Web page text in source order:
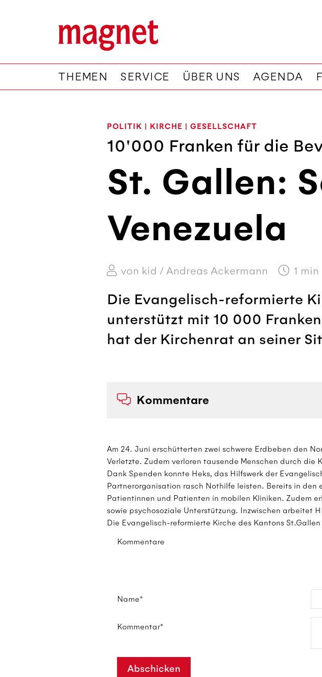
THEMEN SERVICE ÜBER UNS AGENDA
POLITIK | KIRCHE | GESELLSCHAFT
10'000 Franken für die
St. Gallen:
Venezuela
von kid / Andreas Ackermann 1 min
Die Evangelisch-reformierte
unterstützt mit 10 000
hat der Kirchenrat an seiner
Kommentare
Am 24. Juni erschütterten zwei schwere Erdbeben den
Verletzte. Zudem verloren tausende Menschen durch die
Dank Spenden konnte Heks, das Hilfswerk der
Partnerorganisation rasch Nothilfe leisten. Bereits in
Patientinnen und Patienten in mobilen Kliniken. Zudem
sowie psychosoziale Unterstützung. Inzwischen arbeitet
Die Evangelisch-reformierte Kirche des Kantons
Kommentare
Name*
Kommentar*
Abschicken